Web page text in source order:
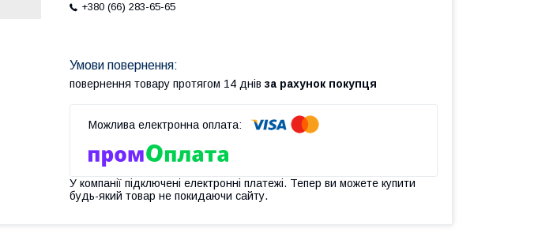
+380 (66) 283-65-65
повернення товару протягом 14 днів за рахунок покупця
У компанії підключені електронні платежі. Тепер ви можете купити
будь-який товар не покидаючи сайту.